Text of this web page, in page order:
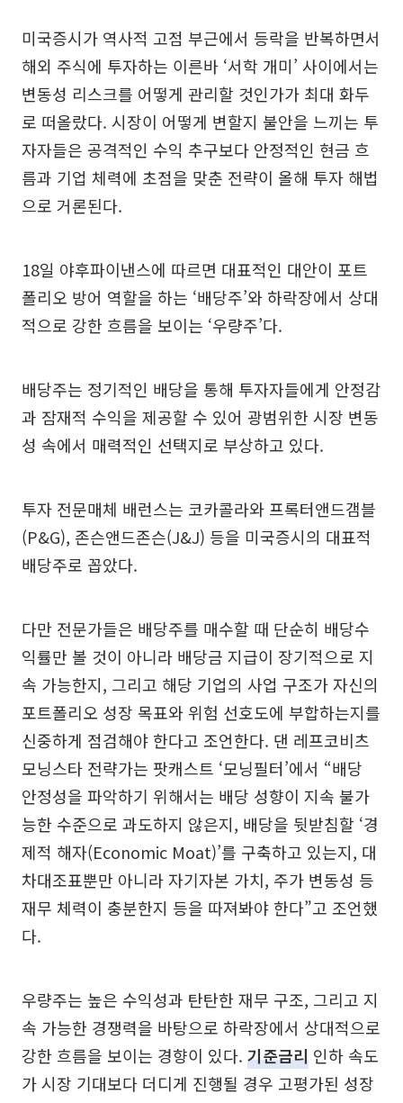
미국증시가 역사적 고점 부근에서 등락을 반복하면서
해외 주식에 투자하는 이른바 ‘서학 개미’ 사이에서는
변동성 리스크를 어떻게 관리할 것인가가 최대 화두
로 떠올랐다. 시장이 어떻게 변할지 불안을 느끼는 투
자자들은 공격적인 수익 추구보다 안정적인 현금 흐
름과 기업 체력에 초점을 맞춘 전략이 올해 투자 해법
으로 거론된다.
18일 야후파이낸스에 따르면 대표적인 대안이 포트
폴리오 방어 역할을 하는 ‘배당주’와 하락장에서 상대
적으로 강한 흐름을 보이는 ‘우량주’다.
배당주는 정기적인 배당을 통해 투자자들에게 안정감
과 잠재적 수익을 제공할 수 있어 광범위한 시장 변동
성 속에서 매력적인 선택지로 부상하고 있다.
투자 전문매체 배런스는 코카콜라와 프록터앤드갬블
(P&G), 존슨앤드존슨(J&J) 등을 미국증시의 대표적
배당주로 꼽았다.
다만 전문가들은 배당주를 매수할 때 단순히 배당수
익률만 볼 것이 아니라 배당금 지급이 장기적으로 지
속 가능한지, 그리고 해당 기업의 사업 구조가 자신의
포트폴리오 성장 목표와 위험 선호도에 부합하는지를
신중하게 점검해야 한다고 조언한다. 댄 레프코비츠
모닝스타 전략가는 팟캐스트 ‘모닝필터’에서 “배당
안정성을 파악하기 위해서는 배당 성향이 지속 불가
능한 수준으로 과도하지 않은지, 배당을 뒷받침할 ‘경
제적 해자(Economic Moat)’를 구축하고 있는지, 대
차대조표뿐만 아니라 자기자본 가치, 주가 변동성 등
재무 체력이 충분한지 등을 따져봐야 한다”고 조언했
다.
우량주는 높은 수익성과 탄탄한 재무 구조, 그리고 지
속 가능한 경쟁력을 바탕으로 하락장에서 상대적으로
강한 흐름을 보이는 경향이 있다. 기준금리 인하 속도
가 시장 기대보다 더디게 진행될 경우 고평가된 성장